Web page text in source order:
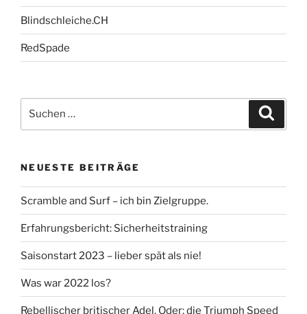
Blindschleiche.CH
RedSpade
nach:
NEUESTE BEITRÄGE
Scramble and Surf – ich bin Zielgruppe.
Erfahrungsbericht: Sicherheitstraining
Saisonstart 2023 – lieber spät als nie!
Was war 2022 los?
Rebellischer britischer Adel. Oder: die Triumph Speed